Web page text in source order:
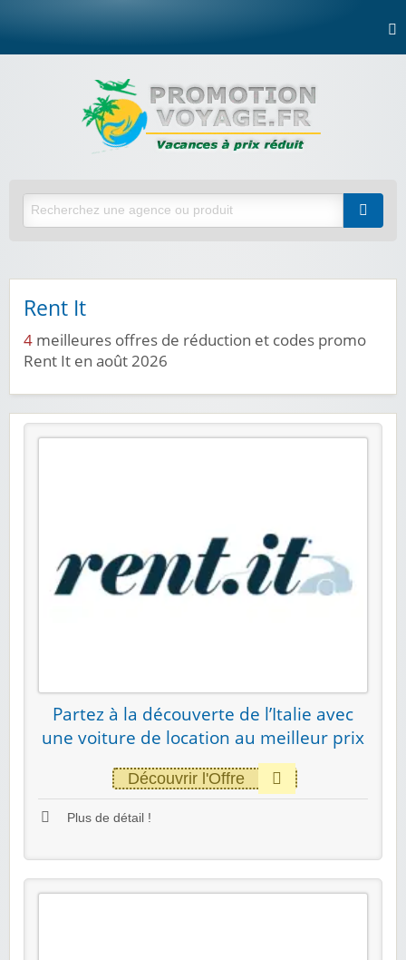
Rent It
4 meilleures offres de réduction et codes promo
Rent It en août 2026
Partez à la découverte de l’Italie avec
une voiture de location au meilleur prix
Découvrir l'Offre
Plus de détail !